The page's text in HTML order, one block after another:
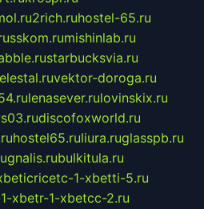
2rich.ruhostel-65.ru
mishinlab.ru
starbucksvia.ru
elestal.ruvektor-doroga.ru
lenasever.rulovinskix.ru
discofoxworld.ru
hostel65.ruliura.ruglasspb.ru
gnalis.rubulkitula.ru
1-xbetti-5.ru
xbetr-1-xbetcc-2.ru